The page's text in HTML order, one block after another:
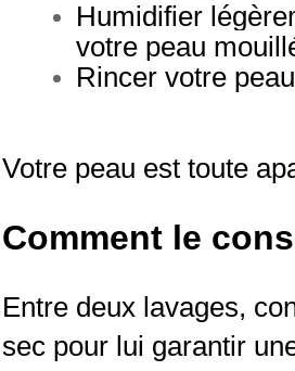
Humidifier
votre peau
Rincer votre
Votre peau est toute
Comment le
Entre deux lavages,
sec pour lui garantir